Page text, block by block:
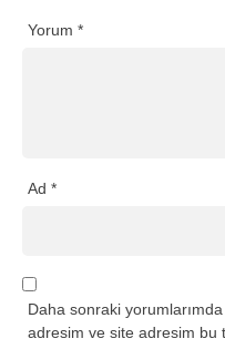
Yorum *
Ad *
Daha sonraki
adresim ve site adresim bu